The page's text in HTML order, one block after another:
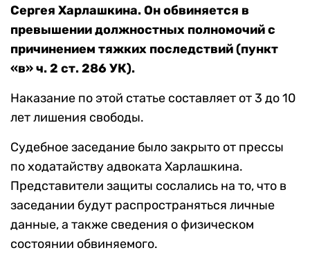
Сергея Харлашкина. Он обвиняется в
превышении должностных полномочий с
причинением тяжких последствий (пункт
«в»ч. 2 ст. 286 УК).
Наказание по этой статье составляет от 3 до 10
лет лишения свободы.
Судебное заседание было закрыто от прессы
по ходатайству адвоката Харлашкина.
Представители защиты сослались на то, что в
заседании будут распространяться личные
данные, а также сведения о физическом
состоянии обвиняемого.